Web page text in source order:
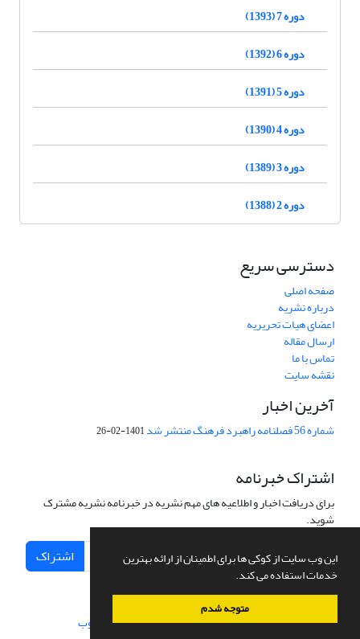
این وب سایت از کوکی ها برای اطمینان از ارائه بهترین
خدمات استفاده می کند.
متوجه شدم
دوره 7 (1393)
دوره 6 (1392)
دوره 5 (1391)
دوره 4 (1390)
دوره 3 (1389)
دوره 2 (1388)
دسترسی سریع
صفحه اصلی
درباره نشریه
اعضای هیات تحریریه
ارسال مقاله
تماس با ما
نقشه سایت
آخرین اخبار
شماره 56 فصلنامه راهبرد فرهنگ منتشر شد 1401-02-26
اشتراک خبرنامه
برای دریافت اخبار و اطلاعیه های مهم نشریه در خبرنامه نشریه مشترک
شوید.
اشتراک
سامانه مدیریت نشریات علمی.طراحی و پیاده سازی از سیناوب